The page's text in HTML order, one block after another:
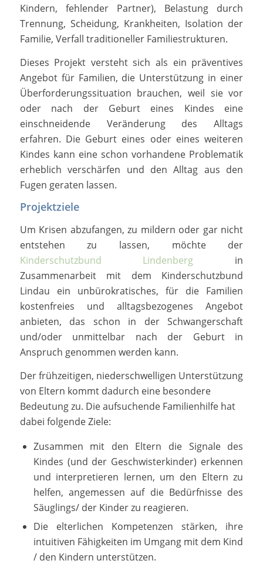
Kindern, fehlender Partner), Belastung durch
Trennung, Scheidung, Krankheiten, Isolation der
Familie, Verfall traditioneller Familiestrukturen.
Dieses Projekt versteht sich als ein präventives
Angebot für Familien, die Unterstützung in einer
Überforderungssituation brauchen, weil sie vor
oder nach der Geburt eines Kindes eine
einschneidende Veränderung des Alltags
erfahren. Die Geburt eines oder eines weiteren
Kindes kann eine schon vorhandene Problematik
erheblich verschärfen und den Alltag aus den
Fugen geraten lassen.
Projektziele
Um Krisen abzufangen, zu mildern oder gar nicht
entstehen zu lassen, möchte der
Kinderschutzbund Lindenberg in
Zusammenarbeit mit dem Kinderschutzbund
Lindau ein unbürokratisches, für die Familien
kostenfreies und alltagsbezogenes Angebot
anbieten, das schon in der Schwangerschaft
und/oder unmittelbar nach der Geburt in
Anspruch genommen werden kann.
Der frühzeitigen, niederschwelligen Unterstützung
von Eltern kommt dadurch eine besondere
Bedeutung zu. Die aufsuchende Familienhilfe hat
dabei folgende Ziele:
Zusammen mit den Eltern die Signale des
Kindes (und der Geschwisterkinder) erkennen
und interpretieren lernen, um den Eltern zu
helfen, angemessen auf die Bedürfnisse des
Säuglings/ der Kinder zu reagieren.
Die elterlichen Kompetenzen stärken, ihre
intuitiven Fähigkeiten im Umgang mit dem Kind
/ den Kindern unterstützen.